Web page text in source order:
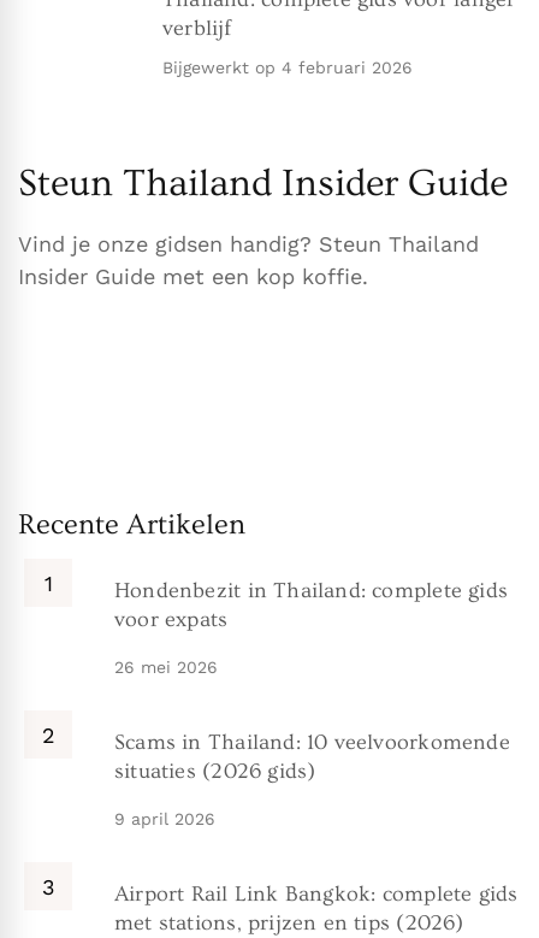
verblijf
Bijgewerkt op 4 februari 2026
Steun Thailand Insider Guide
Vind je onze gidsen handig? Steun Thailand
Insider Guide met een kop koffie.
Recente Artikelen
Hondenbezit in Thailand: complete gids
voor expats
26 mei 2026
Scams in Thailand: 10 veelvoorkomende
situaties (2026 gids)
9 april 2026
Airport Rail Link Bangkok: complete gids
met stations, prijzen en tips (2026)